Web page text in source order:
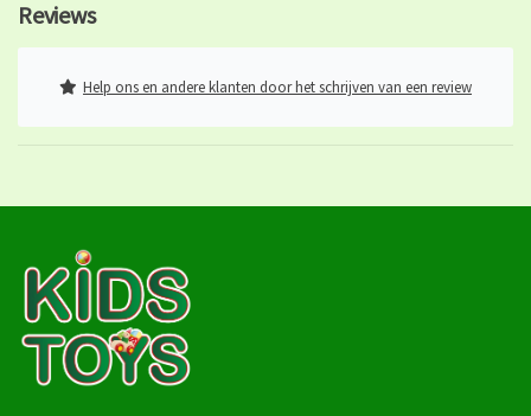
Reviews
Help ons en andere klanten door het schrijven van een review